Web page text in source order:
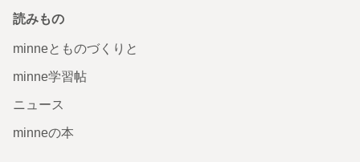
読みもの
minneとものづくりと
minne学習帖
ニュース
minneの本